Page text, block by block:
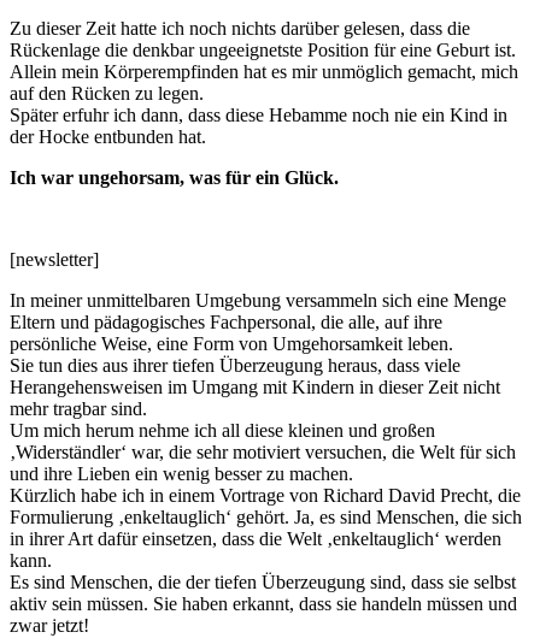
Zu dieser Zeit hatte ich noch nichts darüber gelesen, dass die
Rückenlage die denkbar ungeeignetste Position für eine Geburt ist.
Allein mein Körperempfinden hat es mir unmöglich gemacht, mich
auf den Rücken zu legen.
Später erfuhr ich dann, dass diese Hebamme noch nie ein Kind in
der Hocke entbunden hat.
Ich war ungehorsam, was für ein Glück.
[newsletter]
In meiner unmittelbaren Umgebung versammeln sich eine Menge
Eltern und pädagogisches Fachpersonal, die alle, auf ihre
persönliche Weise, eine Form von Umgehorsamkeit leben.
Sie tun dies aus ihrer tiefen Überzeugung heraus, dass viele
Herangehensweisen im Umgang mit Kindern in dieser Zeit nicht
mehr tragbar sind.
Um mich herum nehme ich all diese kleinen und großen
‚Widerständler‘ war, die sehr motiviert versuchen, die Welt für sich
und ihre Lieben ein wenig besser zu machen.
Kürzlich habe ich in einem Vortrage von Richard David Precht, die
Formulierung ‚enkeltauglich‘ gehört. Ja, es sind Menschen, die sich
in ihrer Art dafür einsetzen, dass die Welt ‚enkeltauglich‘ werden
kann.
Es sind Menschen, die der tiefen Überzeugung sind, dass sie selbst
aktiv sein müssen. Sie haben erkannt, dass sie handeln müssen und
zwar jetzt!